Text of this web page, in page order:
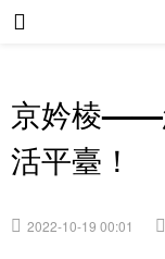
京妗棱——
活平臺！
2022-10-19 00:01